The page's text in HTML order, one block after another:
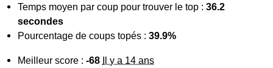
Temps moyen par coup pour trouver le top : 36.2
secondes
Pourcentage de coups topés : 39.9%
Meilleur score : -68 Il y a 14 ans